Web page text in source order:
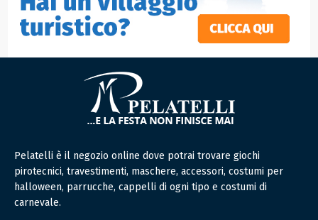
Pelatelli è il negozio online dove potrai trovare giochi
pirotecnici, travestimenti, maschere, accessori, costumi per
halloween, parrucche, cappelli di ogni tipo e costumi di
carnevale.